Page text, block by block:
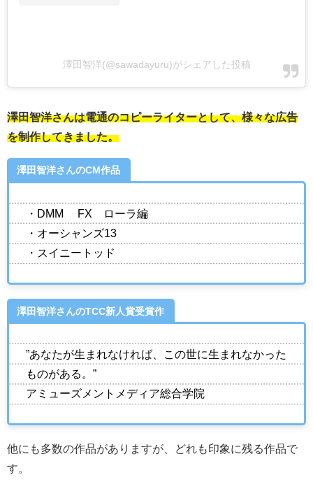
澤田智洋(@sawadayuru)がシェアした投稿
澤田智洋さんは電通のコピーライターとして、様々な広告
を制作してきました。
澤田智洋さんのCM作品
・DMM FX ローラ編
・オーシャンズ13
・スイニートッド
澤田智洋さんのTCC新人賞受賞作
”あなたが生まれなければ、この世に生まれなかった
ものがある。”
アミューズメントメディア総合学院
他にも多数の作品がありますが、どれも印象に残る作品で
す。